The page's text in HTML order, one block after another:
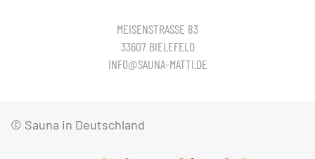
MEISENSTRASSE 83
33607 BIELEFELD
INFO@SAUNA-MATTI.DE
© Sauna in Deutschland